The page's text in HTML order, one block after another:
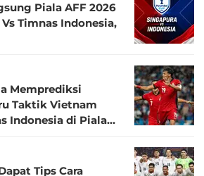
Piala AFF 2026
Timnas Indonesia,
Memprediksi
Taktik Vietnam
Indonesia di Piala
Tips Cara